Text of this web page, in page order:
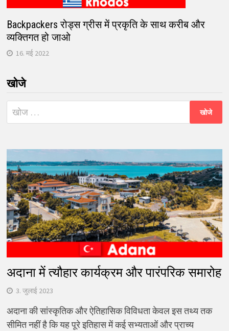
Backpackers रोड्स ग्रीस में प्रकृति के साथ करीब और
व्यक्तिगत हो जाओ
16. मई 2022
खोजे
निम्न
को
अदाना में त्यौहार कार्यक्रम और पारंपरिक समारोह
3. जुलाई 2023
अदाना की सांस्कृतिक और ऐतिहासिक विविधता केवल इस तथ्य तक
सीमित नहीं है कि यह पूरे इतिहास में कई सभ्यताओं और प्राच्य